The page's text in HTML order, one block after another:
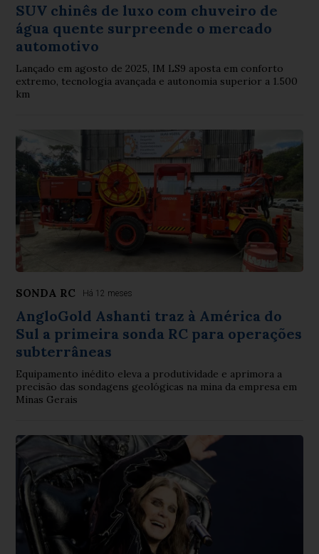
SUV chinês de luxo com chuveiro de
água quente surpreende o mercado
automotivo
Lançado em agosto de 2025, IM LS9 aposta em conforto
extremo, tecnologia avançada e autonomia superior a 1.500
km
SONDA RC Há 12 meses
AngloGold Ashanti traz à América do
Sul a primeira sonda RC para operações
subterrâneas
Equipamento inédito eleva a produtividade e aprimora a
precisão das sondagens geológicas na mina da empresa em
Minas Gerais